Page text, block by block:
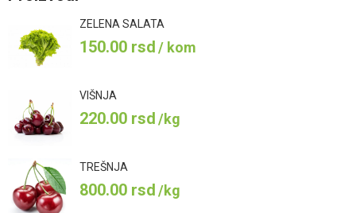
ZELENA SALATA
150.00 rsd/ kom
VIŠNJA
220.00 rsd/kg
TREŠNJA
800.00 rsd/kg